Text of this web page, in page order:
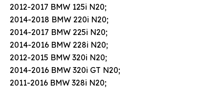
2012-2017 BMW 125i N20;
2014-2018 BMW 220i N20;
2014-2017 BMW 225i N20;
2014-2016 BMW 228i N20;
2012-2015 BMW 320i N20;
2014-2016 BMW 320i GT N20;
2011-2016 BMW 328i N20;